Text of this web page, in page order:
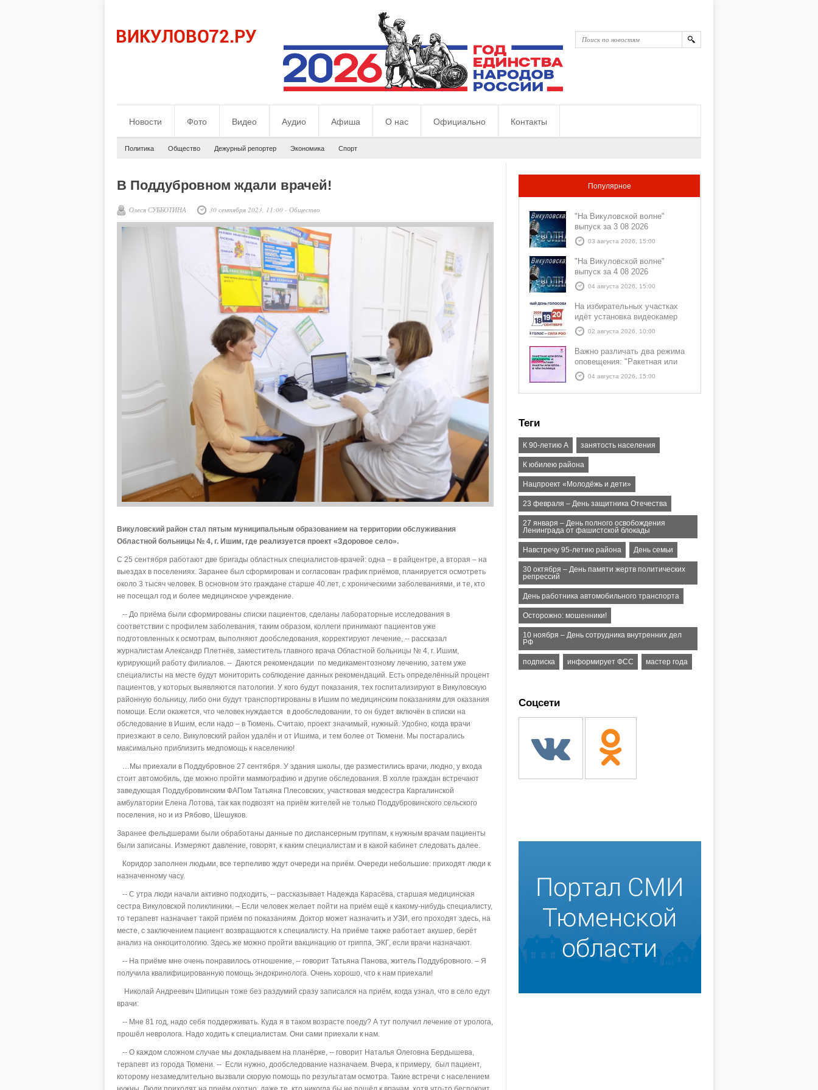
Новости Фото Видео Аудио Афиша О нас Официально Контакты
Политика Общество Дежурный репортер Экономика Спорт
В Поддубровном ждали врачей!
Олеся СУББОТИНА 30 сентября 2023, 11:00 - Общество
Викуловский район стал пятым муниципальным образованием на территории обслуживания
Областной больницы № 4, г. Ишим, где реализуется проект «Здоровое село».
С 25 сентября работают две бригады областных специалистов-врачей: одна – в райцентре, а вторая – на
выездах в поселениях. Заранее был сформирован и согласован график приёмов, планируется осмотреть
около 3 тысяч человек. В основном это граждане старше 40 лет, с хроническими заболеваниями, и те, кто
не посещал год и более медицинское учреждение.
-- До приёма были сформированы списки пациентов, сделаны лабораторные исследования в
соответствии с профилем заболевания, таким образом, коллеги принимают пациентов уже
подготовленных к осмотрам, выполняют дообследования, корректируют лечение, -- рассказал
журналистам Александр Плетнёв, заместитель главного врача Областной больницы № 4, г. Ишим,
курирующий работу филиалов. -- Даются рекомендации по медикаментозному лечению, затем уже
специалисты на месте будут мониторить соблюдение данных рекомендаций. Есть определённый процент
пациентов, у которых выявляются патологии. У кого будут показания, тех госпитализируют в Викуловскую
районную больницу, либо они будут транспортированы в Ишим по медицинским показаниям для оказания
помощи. Если окажется, что человек нуждается в дообследовании, то он будет включён в списки на
обследование в Ишим, если надо – в Тюмень. Считаю, проект значимый, нужный. Удобно, когда врачи
приезжают в село. Викуловский район удалён и от Ишима, и тем более от Тюмени. Мы постарались
максимально приблизить медпомощь к населению!
…Мы приехали в Поддубровное 27 сентября. У здания школы, где разместились врачи, людно, у входа
стоит автомобиль, где можно пройти маммографию и другие обследования. В холле граждан встречают
заведующая Поддубровинским ФАПом Татьяна Плесовских, участковая медсестра Каргалинской
амбулатории Елена Лотова, так как подвозят на приём жителей не только Поддубровинского сельского
поселения, но и из Рябово, Шешуков.
Заранее фельдшерами были обработаны данные по диспансерным группам, к нужным врачам пациенты
были записаны. Измеряют давление, говорят, к каким специалистам и в какой кабинет следовать далее.
Коридор заполнен людьми, все терпеливо ждут очереди на приём. Очереди небольшие: приходят люди к
назначенному часу.
-- С утра люди начали активно подходить, -- рассказывает Надежда Карасёва, старшая медицинская
сестра Викуловской поликлиники. – Если человек желает пойти на приём ещё к какому-нибудь специалисту,
то терапевт назначает такой приём по показаниям. Доктор может назначить и УЗИ, его проходят здесь, на
месте, с заключением пациент возвращаются к специалисту. На приёме также работает акушер, берёт
анализ на онкоцитологию. Здесь же можно пройти вакцинацию от гриппа, ЭКГ, если врачи назначают.
-- На приёме мне очень понравилось отношение, -- говорит Татьяна Панова, житель Поддубровного. – Я
получила квалифицированную помощь эндокринолога. Очень хорошо, что к нам приехали!
Николай Андреевич Шипицын тоже без раздумий сразу записался на приём, когда узнал, что в село едут
врачи:
-- Мне 81 год, надо себя поддерживать. Куда я в таком возрасте поеду? А тут получил лечение от уролога,
прошёл невролога. Надо ходить к специалистам. Они сами приехали к нам.
-- О каждом сложном случае мы докладываем на планёрке, -- говорит Наталья Олеговна Бердышева,
терапевт из города Тюмени. -- Если нужно, дообследование назначаем. Вчера, к примеру, был пациент,
которому незамедлительно вызвали скорую помощь по результатам осмотра. Такие встречи с населением
Популярное
"На Викуловской волне"
выпуск за 3 08 2026
03 августа 2026, 15:00
"На Викуловской волне"
выпуск за 4 08 2026
04 августа 2026, 15:00
На избирательных участках
идёт установка видеокамер
02 августа 2026, 10:00
Важно различать два режима
оповещения: "Ракетная или
БПЛА опасность" и "Угроза
атаки ракеты или БПЛА"
04 августа 2026, 15:00
Теги
К 90-летию А занятость населения
К юбилею района
Нацпроект «Молодёжь и дети»
23 февраля – День защитника Отечества
27 января – День полного освобождения
Ленинграда от фашистской блокады
Навстречу 95-летию района День семьи
30 октября – День памяти жертв политических
репрессий
День работника автомобильного транспорта
Осторожно: мошенники!
10 ноября – День сотрудника внутренних дел
РФ
подписка информирует ФСС мастер года
Соцсети